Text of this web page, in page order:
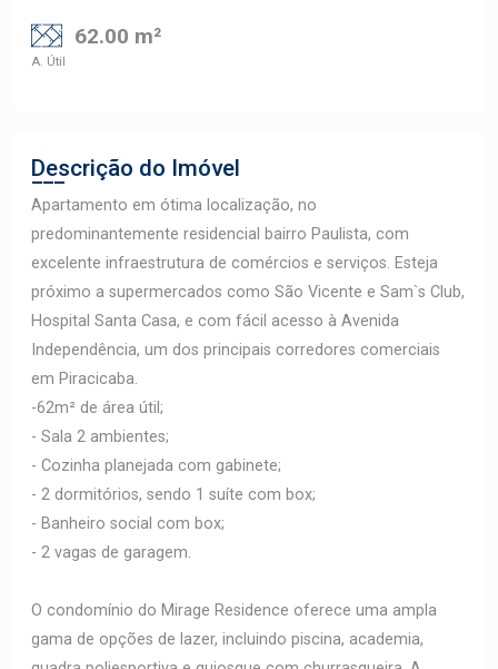
62.00 m²
A. Útil
Descrição do Imóvel
Apartamento em ótima localização, no
predominantemente residencial bairro Paulista, com
excelente infraestrutura de comércios e serviços. Esteja
próximo a supermercados como São Vicente e Sam`s Club,
Hospital Santa Casa, e com fácil acesso à Avenida
Independência, um dos principais corredores comerciais
em Piracicaba.
-62m² de área útil;
- Sala 2 ambientes;
- Cozinha planejada com gabinete;
- 2 dormitórios, sendo 1 suíte com box;
- Banheiro social com box;
- 2 vagas de garagem.
O condomínio do Mirage Residence oferece uma ampla
gama de opções de lazer, incluindo piscina, academia,